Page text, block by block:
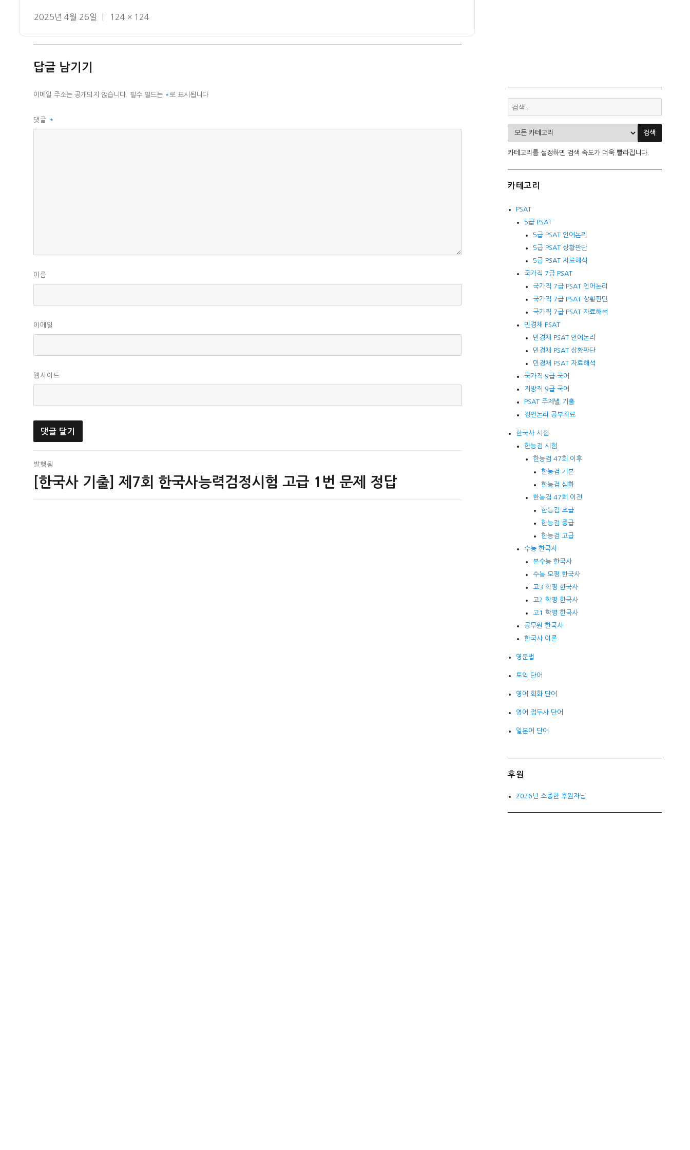
작
2025년 4월 26일
전
124 × 124
답글 남기기
이메일 주소는 공개되지 않습니다. 필수 필드는 *로 표시됩니다
댓글 *
이름
이메일
웹사이트
글
탐
색
발행됨
[한국사 기출] 제7회 한국사능력검정시험 고급 1번 문제 정답
카테고리를 설정하면 검색 속도가 더욱 빨라집니다.
카테고리
PSAT
5급 PSAT
5급 PSAT 언어논리
5급 PSAT 상황판단
5급 PSAT 자료해석
국가직 7급 PSAT
국가직 7급 PSAT 언어논리
국가직 7급 PSAT 상황판단
국가직 7급 PSAT 자료해석
민경채 PSAT
민경채 PSAT 언어논리
민경채 PSAT 상황판단
민경채 PSAT 자료해석
국가직 9급 국어
지방직 9급 국어
PSAT 주제별 기출
정언논리 공부자료
한국사 시험
한능검 시험
한능검 47회 이후
한능검 기본
한능검 심화
한능검 47회 이전
한능검 초급
한능검 중급
한능검 고급
수능 한국사
본수능 한국사
수능 모평 한국사
고3 학평 한국사
고2 학평 한국사
고1 학평 한국사
공무원 한국사
한국사 이론
영문법
토익 단어
영어 회화 단어
영어 접두사 단어
일본어 단어
후원
2026년 소중한 후원자님